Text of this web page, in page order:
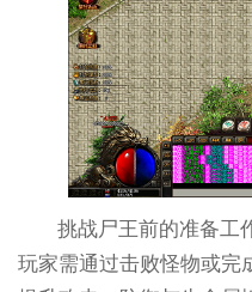
挑战尸王前的准备工
玩家需通过击败怪物或完